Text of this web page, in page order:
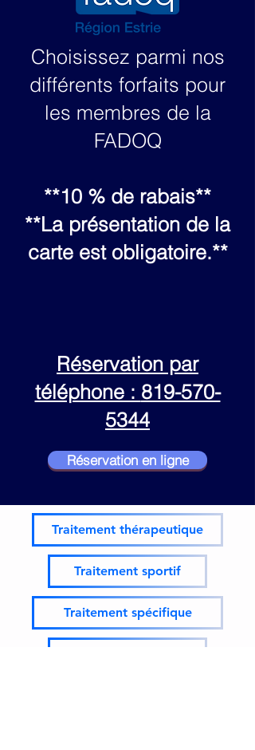
Choisissez parmi nos
différents forfaits pour
les membres de la
FADOQ
**10 % de rabais**
**La présentation de la
carte est obligatoire.**
Réservation par
téléphone : 819-570-
5344
Réservation en ligne
Traitement thérapeutique
Traitement sportif
Traitement spécifique